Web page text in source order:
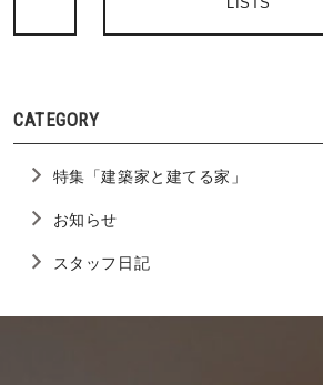
CATEGORY
特集「建築家と建てる家」
お知らせ
スタッフ日記